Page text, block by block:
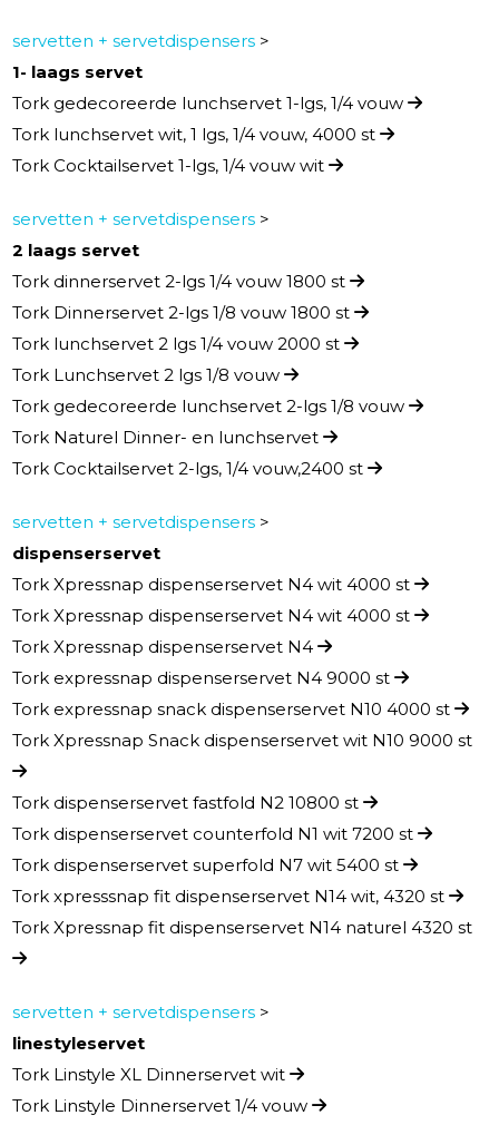
servetten + servetdispensers >
1- laags servet
Tork gedecoreerde lunchservet 1-lgs, 1/4 vouw
Tork lunchservet wit, 1 lgs, 1/4 vouw, 4000 st
Tork Cocktailservet 1-lgs, 1/4 vouw wit
servetten + servetdispensers >
2 laags servet
Tork dinnerservet 2-lgs 1/4 vouw 1800 st
Tork Dinnerservet 2-lgs 1/8 vouw 1800 st
Tork lunchservet 2 lgs 1/4 vouw 2000 st
Tork Lunchservet 2 lgs 1/8 vouw
Tork gedecoreerde lunchservet 2-lgs 1/8 vouw
Tork Naturel Dinner- en lunchservet
Tork Cocktailservet 2-lgs, 1/4 vouw,2400 st
servetten + servetdispensers >
dispenserservet
Tork Xpressnap dispenserservet N4 wit 4000 st
Tork Xpressnap dispenserservet N4 wit 4000 st
Tork Xpressnap dispenserservet N4
Tork expressnap dispenserservet N4 9000 st
Tork expressnap snack dispenserservet N10 4000 st
Tork Xpressnap Snack dispenserservet wit N10 9000 st
Tork dispenserservet fastfold N2 10800 st
Tork dispenserservet counterfold N1 wit 7200 st
Tork dispenserservet superfold N7 wit 5400 st
Tork xpresssnap fit dispenserservet N14 wit, 4320 st
Tork Xpressnap fit dispenserservet N14 naturel 4320 st
servetten + servetdispensers >
linestyleservet
Tork Linstyle XL Dinnerservet wit
Tork Linstyle Dinnerservet 1/4 vouw